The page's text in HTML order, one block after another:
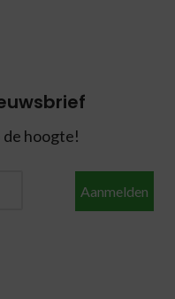
de hoogte!
Aanmelden